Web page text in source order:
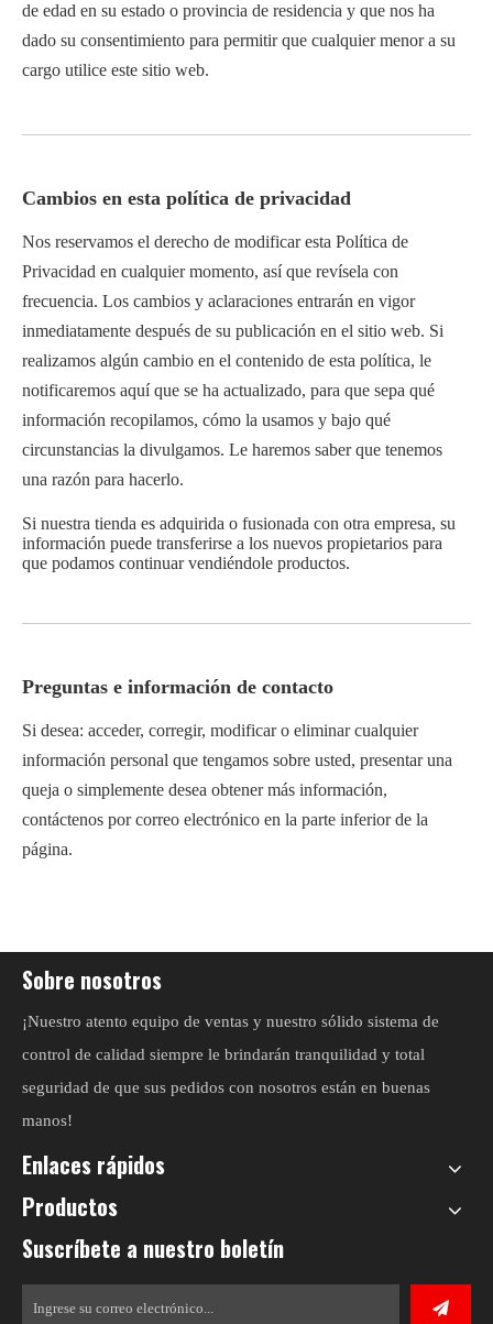
de edad en su estado o provincia de residencia y que nos ha
dado su consentimiento para permitir que cualquier menor a su
cargo utilice este sitio web.
Cambios en esta política de privacidad
Nos reservamos el derecho de modificar esta Política de
Privacidad en cualquier momento, así que revísela con
frecuencia. Los cambios y aclaraciones entrarán en vigor
inmediatamente después de su publicación en el sitio web. Si
realizamos algún cambio en el contenido de esta política, le
notificaremos aquí que se ha actualizado, para que sepa qué
información recopilamos, cómo la usamos y bajo qué
circunstancias la divulgamos. Le haremos saber que tenemos
una razón para hacerlo.
Si nuestra tienda es adquirida o fusionada con otra empresa, su
información puede transferirse a los nuevos propietarios para
que podamos continuar vendiéndole productos.
Preguntas e información de contacto
Si desea: acceder, corregir, modificar o eliminar cualquier
información personal que tengamos sobre usted, presentar una
queja o simplemente desea obtener más información,
contáctenos por correo electrónico en la parte inferior de la
página.
Sobre nosotros
¡Nuestro atento equipo de ventas y nuestro sólido sistema de
control de calidad siempre le brindarán tranquilidad y total
seguridad de que sus pedidos con nosotros están en buenas
manos!
Enlaces rápidos
Productos
Suscríbete a nuestro boletín